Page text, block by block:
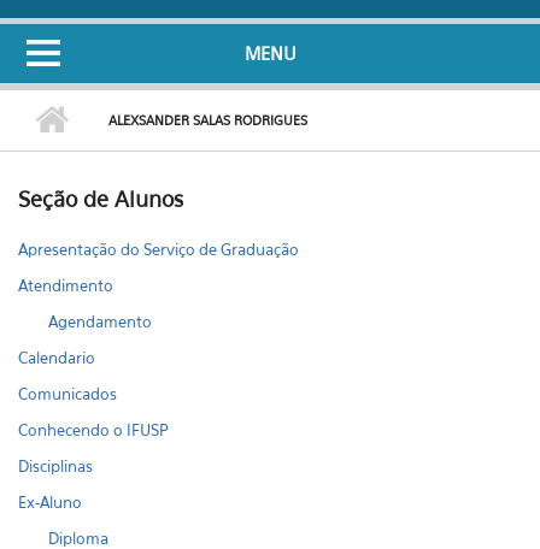
MENU
ALEXSANDER SALAS RODRIGUES
Seção de Alunos
Apresentação do Serviço de Graduação
Atendimento
Agendamento
Calendario
Comunicados
Conhecendo o IFUSP
Disciplinas
Ex-Aluno
Diploma